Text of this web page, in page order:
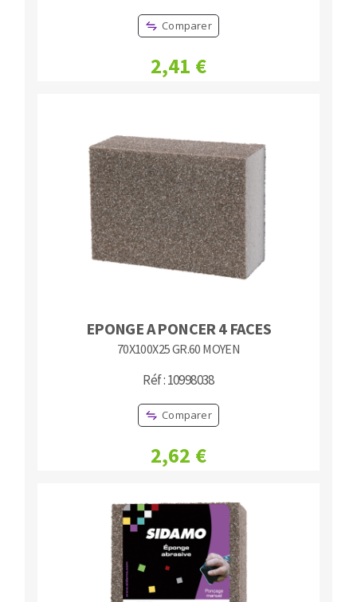
Comparer
2,41 €
EPONGE A PONCER 4 FACES
70X100X25 GR.60 MOYEN
Réf : 10998038
Comparer
2,62 €